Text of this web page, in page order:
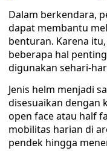
Dalam berkendara,
dapat membantu
benturan. Karena
beberapa hal
digunakan sehari-
Jenis helm menjadi
disesuaikan dengan
open face atau half
mobilitas harian di
pendek hingga